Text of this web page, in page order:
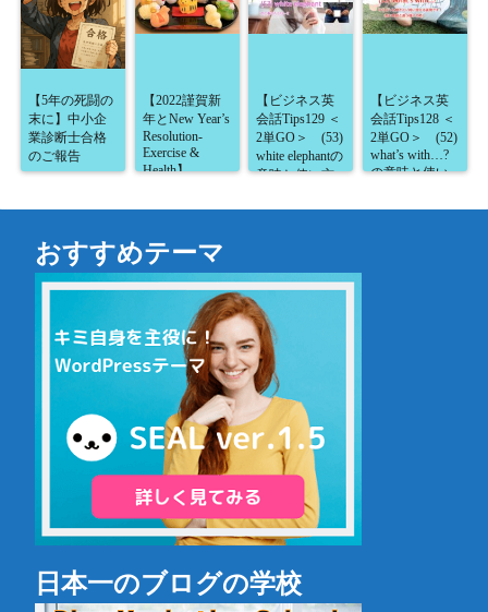
【5年の死闘の
末に】中小企
業診断士合格
のご報告
【2022謹賀新
年とNew Year’s
Resolution-
Exercise &
Health】
【ビジネス英
会話Tips129 ＜
2単GO＞ (53)
white elephantの
意味と使い方
る！】
【ビジネス英
会話Tips128 ＜
2単GO＞ (52)
what’s with…?
の意味と使い
る！】
おすすめテーマ
日本一のブログの学校